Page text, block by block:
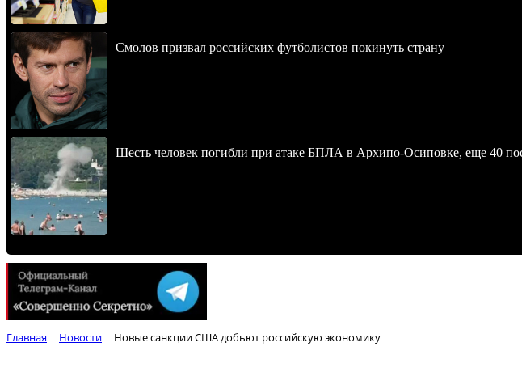
Смолов призвал российских футболистов покинуть страну
Шесть человек погибли при атаке БПЛА в Архипо-Осиповке, еще 40
Главная Новости Новые санкции США добьют российскую экономику